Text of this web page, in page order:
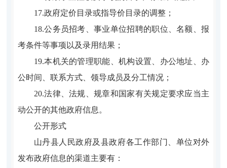
17.政府定价目录或指导价目录的调整；
18.公务员招考、事业单位招聘的职位、名额、报
考条件等事项以及录用结果；
19.本机关的管理职能、机构设置、办公地址、办
公时间、联系方式、领导成员及分工情况；
20.法律、法规、规章和国家有关规定要求应当主
动公开的其他政府信息。
公开形式
山丹县人民政府及县政府各工作部门、单位对外
发布政府信息的渠道主要有：